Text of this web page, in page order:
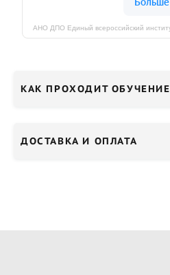
КАК ПРОХОДИТ ОБУЧЕНИЕ
ДОСТАВКА И ОПЛАТА